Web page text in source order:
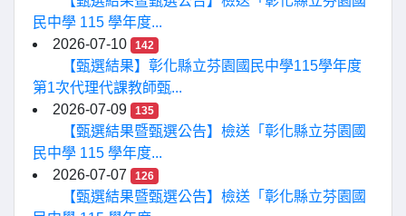
民中學 115 學年度...
2026-07-10
142
【甄選結果】彰化縣立芬園國民中學115學年度
第1次代理代課教師甄...
2026-07-09
135
【甄選結果暨甄選公告】檢送「彰化縣立芬園國
民中學 115 學年度...
2026-07-07
126
【甄選結果暨甄選公告】檢送「彰化縣立芬園國